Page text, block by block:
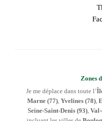
Zones
Je me déplace dans toute l’
Marne (77) Yvelines (78)
Seine-Saint-Denis (93),